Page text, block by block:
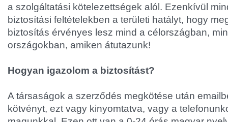
a szolgáltatási kötelezettségek alól. Ezenkívül
biztosítási feltételekben a területi hatályt, hogy
biztosítás érvényes lesz mind a célországban,
országokban, amiken átutazunk!
Hogyan igazolom a biztosítást?
A társaságok a szerződés megkötése után
kötvényt, ezt vagy kinyomtatva, vagy a